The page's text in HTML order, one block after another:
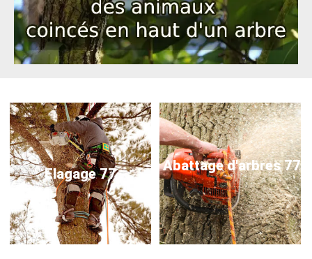
Elagage 77 Abattage d'arbres 77